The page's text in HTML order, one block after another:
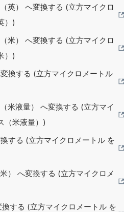
英） へ変換する (立方マイクロ
）)
米） へ変換する (立方マイクロ
）)
換する (立方マイクロメートル
米液量） へ変換する (立方マイ
（米液量）)
する (立方マイクロメートル を
） へ変換する (立方マイクロメ
する (立方マイクロメートル を